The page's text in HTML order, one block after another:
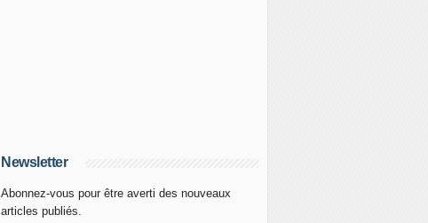
Newsletter
Abonnez-vous pour être averti des nouveaux
articles publiés.